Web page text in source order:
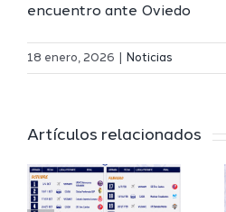
encuentro ante Oviedo
18 enero, 2026 Noticias
Artículos relacionados
El Melilla
del
Deporte
completa